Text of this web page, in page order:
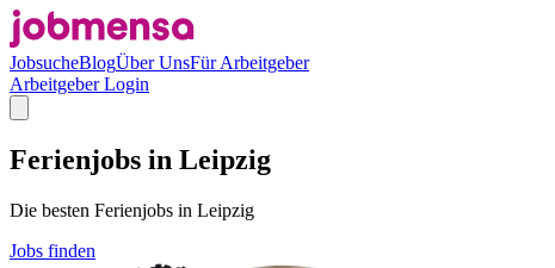
JobsucheBlogÜber UnsFür Arbeitgeber
Arbeitgeber Login
Ferienjobs in Leipzig
Die besten Ferienjobs in Leipzig
Jobs finden